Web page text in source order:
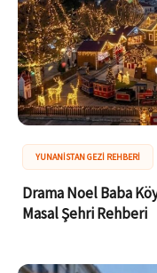
YUNANISTAN GEZI REHBERI
Drama Noel Baba
Masal Şehri Rehberi